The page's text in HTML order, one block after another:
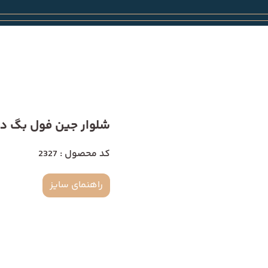
شلوار جین فول بگ دمپا
کد محصول : 2327
راهنمای سایز